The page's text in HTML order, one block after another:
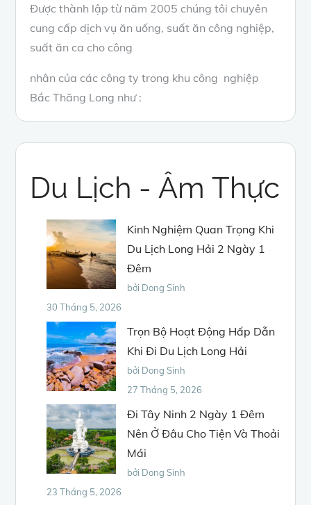
Được thành lập từ năm 2005 chúng tôi chuyên
cung cấp dịch vụ ăn uống, suất ăn công nghiệp,
suất ăn ca cho công
nhân của các công ty trong khu công nghiệp
Bắc Thăng Long như :
Du Lịch - Âm Thực
Kinh Nghiệm Quan Trọng Khi
Du Lịch Long Hải 2 Ngày 1
Đêm
bởi Dong Sinh
30 Tháng 5, 2026
Trọn Bộ Hoạt Động Hấp Dẫn
Khi Đi Du Lịch Long Hải
bởi Dong Sinh
27 Tháng 5, 2026
Đi Tây Ninh 2 Ngày 1 Đêm
Nên Ở Đâu Cho Tiện Và Thoải
Mái
bởi Dong Sinh
23 Tháng 5, 2026